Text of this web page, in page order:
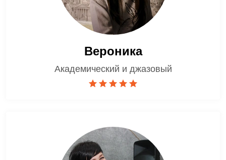
Вероника
Академический и джазовый